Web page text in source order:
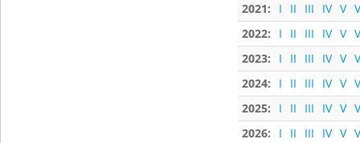
2021:
I II III IV V
2022:
I II III IV V
2023:
I II III IV V
2024:
I II III IV V
2025:
I II III IV V
2026:
I II III IV V